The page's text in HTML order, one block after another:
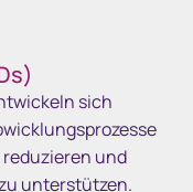
sich
und
unterstützen.